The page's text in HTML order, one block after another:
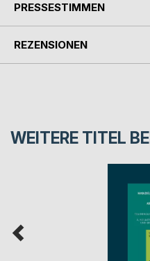
PRESSESTIMMEN
REZENSIONEN
WEITERE TITEL BEI